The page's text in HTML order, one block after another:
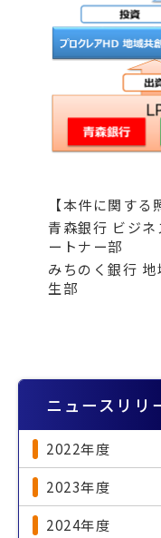
【本件に関する
青森銀行 ビジネ
ートナー部
みちのく銀行 地
生部
ニュースリリ
2022年度
2023年度
2024年度